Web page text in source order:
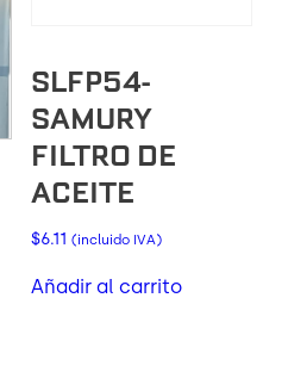
SLFP54-
SAMURY
FILTRO DE
ACEITE
$6.11 (incluido IVA)
Añadir al carrito